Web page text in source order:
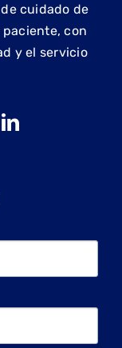
cuidado de
con
y el servicio